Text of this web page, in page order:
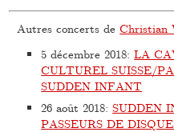
Autres concerts deChristian
5 décembre 2018:LA
CULTUREL SUISSE/
SUDDEN INFANT
26 août 2018:SUDDEN
PASSEURS DE